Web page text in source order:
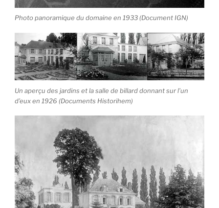
Photo panoramique du domaine en 1933 (Document IGN)
Un aperçu des jardins et la salle de billard donnant sur l’un
d’eux en 1926 (Documents Historihem)